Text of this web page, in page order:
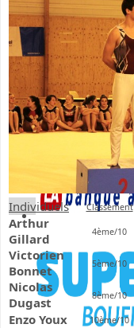
Individuels Classement
Arthur
Gillard
4ème/10
Victorien
Bonnet
5ème/10
Nicolas
Dugast
8ème/10
Enzo Youx 10ème/10